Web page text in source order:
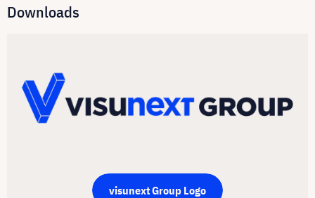
Downloads
visunext Group Logo